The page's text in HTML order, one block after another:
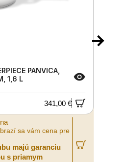
PANVICA,
1,6 L
341,00 €
sa vám cena pre
majú garanciu
s priamym